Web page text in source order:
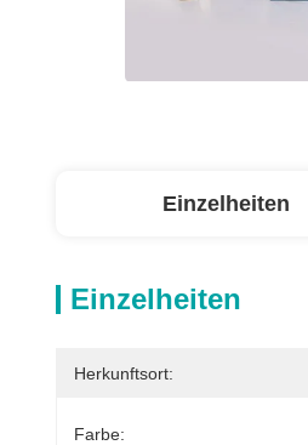
Einzelheiten
Einzelheiten
Herkunftsort:
Farbe: